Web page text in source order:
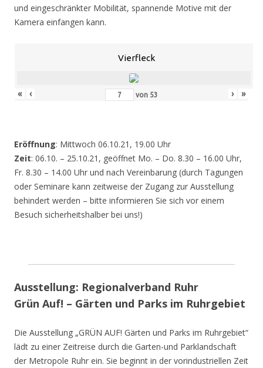
und eingeschränkter Mobilität, spannende Motive mit der
Kamera einfangen kann.
Vierfleck
« ‹ von 53 › »
Eröffnung: Mittwoch 06.10.21, 19.00 Uhr
Zeit: 06.10. – 25.10.21, geöffnet Mo. – Do. 8.30 – 16.00 Uhr,
Fr. 8.30 – 14.00 Uhr und nach Vereinbarung (durch Tagungen
oder Seminare kann zeitweise der Zugang zur Ausstellung
behindert werden – bitte informieren Sie sich vor einem
Besuch sicherheitshalber bei uns!)
Ausstellung: Regionalverband Ruhr
Grün Auf! – Gärten und Parks im Ruhrgebiet
Die Ausstellung „GRÜN AUF! Gärten und Parks im Ruhrgebiet“
lädt zu einer Zeitreise durch die Garten-und Parklandschaft
der Metropole Ruhr ein. Sie beginnt in der vorindustriellen Zeit